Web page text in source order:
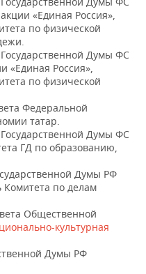
«Единая Россия»,
по физической
Думы ФС
«Единая Россия»,
по физической
Федеральной
татар.
Думы ФС
ГД по образованию,
Думы РФ
Комитета по делам
Общественной
культурная
Думы РФ